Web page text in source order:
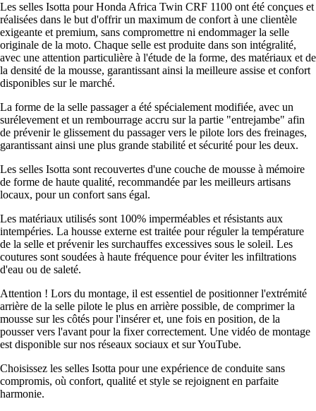
Les selles Isotta pour Honda Africa Twin CRF 1100 ont été conçues et
réalisées dans le but d'offrir un maximum de confort à une clientèle
exigeante et premium, sans compromettre ni endommager la selle
originale de la moto. Chaque selle est produite dans son intégralité,
avec une attention particulière à l'étude de la forme, des matériaux et de
la densité de la mousse, garantissant ainsi la meilleure assise et confort
disponibles sur le marché.
La forme de la selle passager a été spécialement modifiée, avec un
surélevement et un rembourrage accru sur la partie "entrejambe" afin
de prévenir le glissement du passager vers le pilote lors des freinages,
garantissant ainsi une plus grande stabilité et sécurité pour les deux.
Les selles Isotta sont recouvertes d'une couche de mousse à mémoire
de forme de haute qualité, recommandée par les meilleurs artisans
locaux, pour un confort sans égal.
Les matériaux utilisés sont 100% imperméables et résistants aux
intempéries. La housse externe est traitée pour réguler la température
de la selle et prévenir les surchauffes excessives sous le soleil. Les
coutures sont soudées à haute fréquence pour éviter les infiltrations
d'eau ou de saleté.
Attention ! Lors du montage, il est essentiel de positionner l'extrémité
arrière de la selle pilote le plus en arrière possible, de comprimer la
mousse sur les côtés pour l'insérer et, une fois en position, de la
pousser vers l'avant pour la fixer correctement. Une vidéo de montage
est disponible sur nos réseaux sociaux et sur YouTube.
Choisissez les selles Isotta pour une expérience de conduite sans
compromis, où confort, qualité et style se rejoignent en parfaite
harmonie.